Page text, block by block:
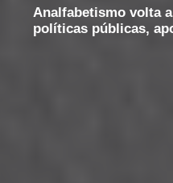
Analfabetismo volta
políticas públicas,